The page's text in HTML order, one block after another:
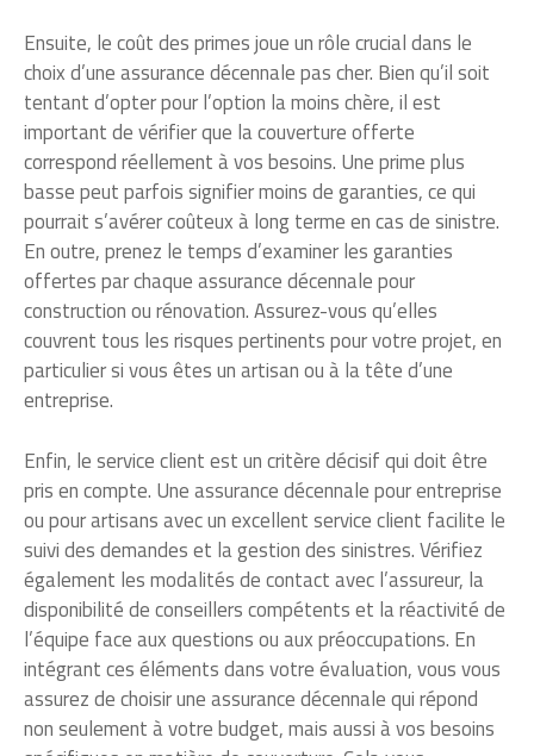
Ensuite, le coût des primes joue un rôle crucial dans le
choix d’une assurance décennale pas cher. Bien qu’il soit
tentant d’opter pour l’option la moins chère, il est
important de vérifier que la couverture offerte
correspond réellement à vos besoins. Une prime plus
basse peut parfois signifier moins de garanties, ce qui
pourrait s’avérer coûteux à long terme en cas de sinistre.
En outre, prenez le temps d’examiner les garanties
offertes par chaque assurance décennale pour
construction ou rénovation. Assurez-vous qu’elles
couvrent tous les risques pertinents pour votre projet, en
particulier si vous êtes un artisan ou à la tête d’une
entreprise.
Enfin, le service client est un critère décisif qui doit être
pris en compte. Une assurance décennale pour entreprise
ou pour artisans avec un excellent service client facilite le
suivi des demandes et la gestion des sinistres. Vérifiez
également les modalités de contact avec l’assureur, la
disponibilité de conseillers compétents et la réactivité de
l’équipe face aux questions ou aux préoccupations. En
intégrant ces éléments dans votre évaluation, vous vous
assurez de choisir une assurance décennale qui répond
non seulement à votre budget, mais aussi à vos besoins